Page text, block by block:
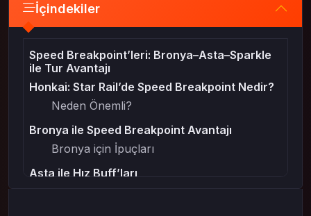
İçindekiler
Speed Breakpoint’leri: Bronya–Asta–Sparkle
ile Tur Avantajı
Honkai: Star Rail’de Speed Breakpoint Nedir?
Neden Önemli?
Bronya ile Speed Breakpoint Avantajı
Bronya için İpuçları
Asta ile Hız Buff’ları